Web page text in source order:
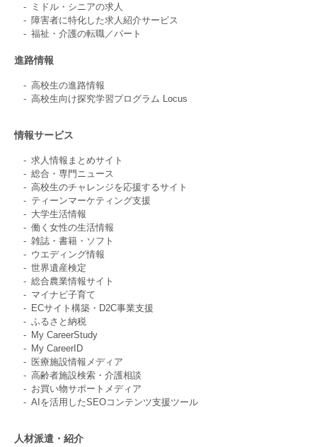
ミドル・シニアの求人
障害者に特化した求人紹介サービス
福祉・介護の転職／パート
進路情報
高校生の進路情報
高校生向け探究学習プログラム Locus
情報サービス
求人情報まとめサイト
総合・専門ニュース
高校生のチャレンジを応援するサイト
ティーンマーケティング支援
大学生活情報
働く女性の生活情報
雑誌・書籍・ソフト
ウエディング情報
世界遺産検定
総合農業情報サイト
マイナビ子育て
ECサイト構築・D2C事業支援
ふるさと納税
My CareerStudy
My CareerID
医療施設情報メディア
高齢者施設検索・介護相談
お買い物サポートメディア
AIを活用したSEOコンテンツ支援ツール
人材派遣・紹介